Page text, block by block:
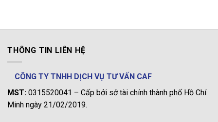
THÔNG TIN LIÊN HỆ
CÔNG TY TNHH DỊCH VỤ TƯ VẤN CAF
MST: 0315520041 – Cấp bởi sở tài chính thành phố Hồ Chí
Minh ngày 21/02/2019.